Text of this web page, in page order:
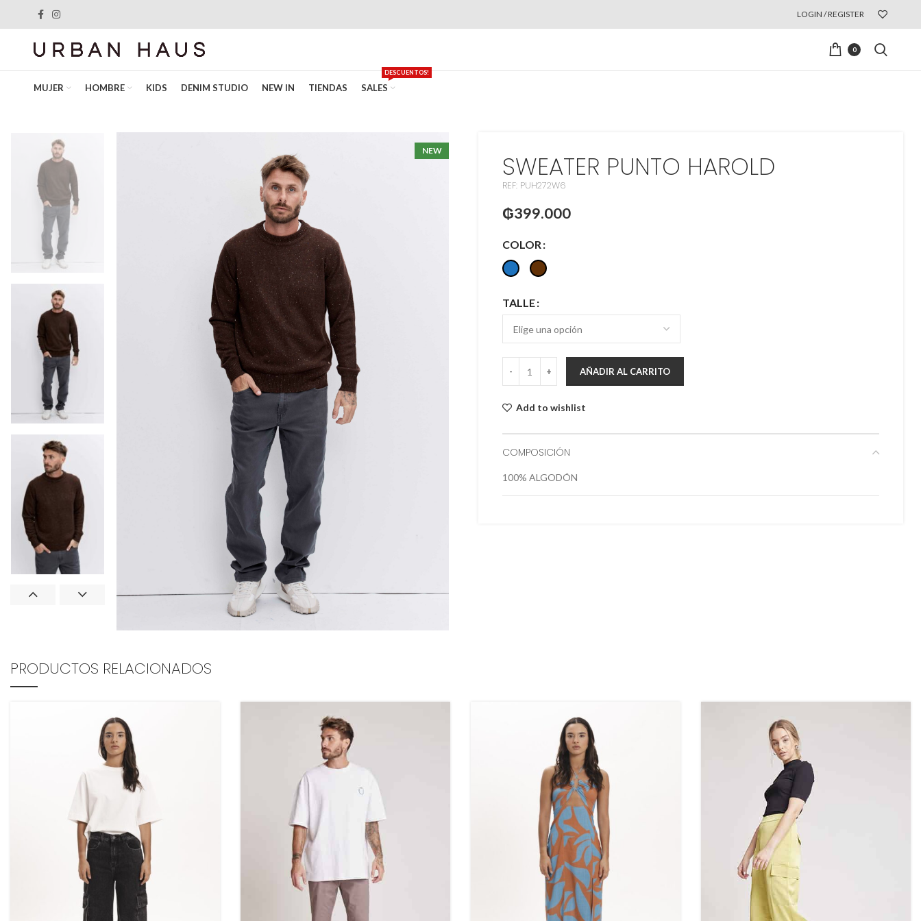
LOGIN / REGISTER
0
MUJER HOMBRE KIDS DENIM STUDIO NEW IN TIENDAS SALES
DESCUENTOS!
NEW SWEATER PUNTO HAROLD
REF: PUH272W6
₲399.000
COLOR
TALLE
AÑADIR AL CARRITO
Add to wishlist
COMPOSICIÓN
100% ALGODÓN
PRODUCTOS RELACIONADOS